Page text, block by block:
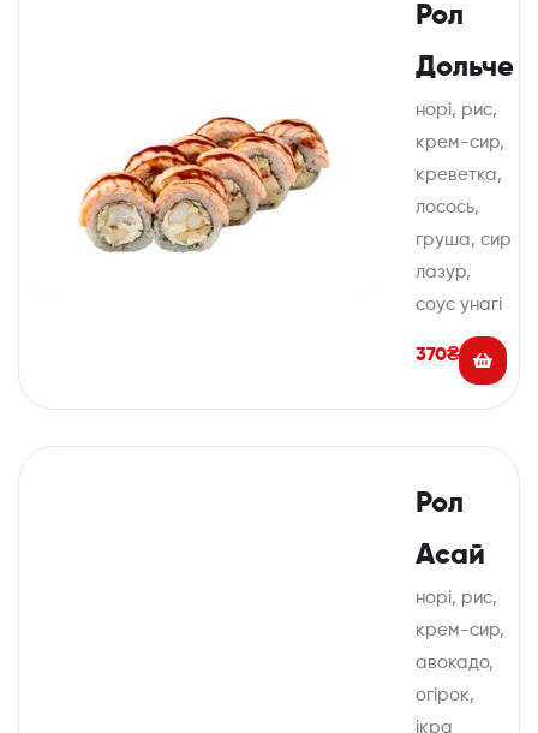
Рол
Дольче
норі, рис,
крем-сир,
креветка,
лосось,
груша, сир
лазур,
соус унагі
370₴
Рол
Асай
норі, рис,
крем-сир,
авокадо,
огірок,
ікра